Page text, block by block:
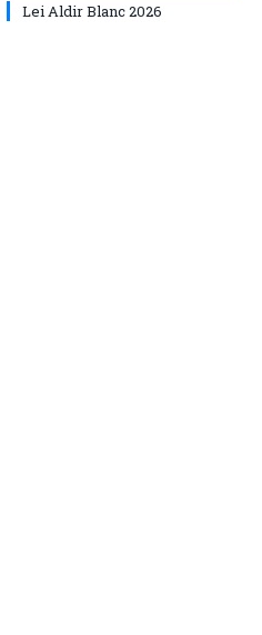
Lei Aldir Blanc 2026